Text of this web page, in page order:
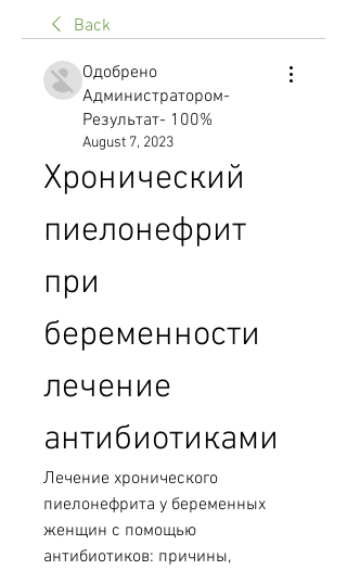
Back
Одобрено
Администратором-
Результат- 100%
August 7, 2023
Хронический
пиелонефрит
при
беременности
лечение
антибиотиками
Лечение хронического
пиелонефрита у беременных
женщин с помощью
антибиотиков: причины,